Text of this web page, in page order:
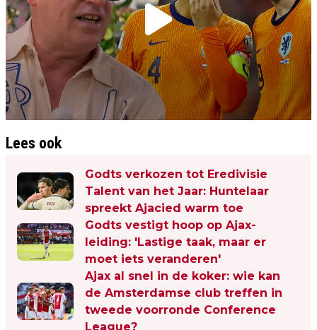
Lees ook
Godts verkozen tot Eredivisie
Talent van het Jaar: Huntelaar
spreekt Ajacied warm toe
Godts vestigt hoop op Ajax-
leiding: 'Lastige taak, maar er
moet iets veranderen'
Ajax al snel in de koker: wie kan
de Amsterdamse club treffen in
tweede voorronde Conference
League?